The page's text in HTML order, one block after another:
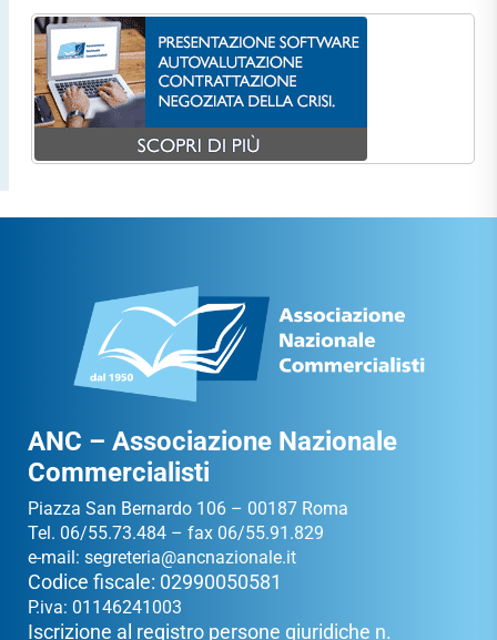
ANC – Associazione Nazionale
Commercialisti
Piazza San Bernardo 106 – 00187 Roma
Tel. 06/55.73.484 – fax 06/55.91.829
e-mail: segreteria@ancnazionale.it
Codice fiscale: 02990050581
P.iva: 01146241003
Iscrizione al registro persone giuridiche n.